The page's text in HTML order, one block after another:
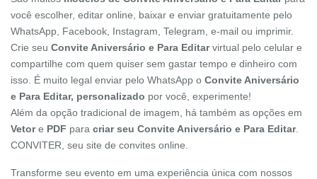
você escolher, editar online, baixar e enviar gratuitamente pelo
WhatsApp, Facebook, Instagram, Telegram, e-mail ou imprimir.
Crie seu Convite Aniversário e Para Editarvirtual pelo celular e
compartilhe com quem quiser sem gastar tempo e dinheiro com
isso. É muito legal enviar pelo WhatsApp o Convite Aniversário
e Para Editar, personalizado por você, experimente!
Além da opção tradicional de imagem, há também as opções em
Vetore PDF para criar seu Convite Aniversário e Para Editar.
CONVITER, seu site de convites online.
Transforme seu evento em uma experiência única com nossos